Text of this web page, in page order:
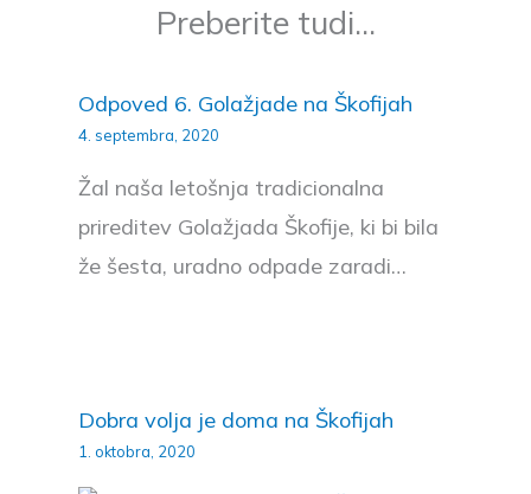
Preberite tudi...
Odpoved 6. Golažjade na Škofijah
4. septembra, 2020
Žal naša letošnja tradicionalna
prireditev Golažjada Škofije, ki bi bila
že šesta, uradno odpade zaradi…
Dobra volja je doma na Škofijah
1. oktobra, 2020